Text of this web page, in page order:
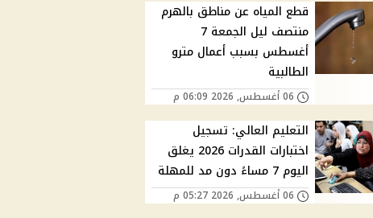
قطع المياه عن مناطق بالهرم
منتصف ليل الجمعة 7
أغسطس بسبب أعمال مترو
الطالبية
06 أغسطس, 2026 06:09 م
التعليم العالي: تسجيل
اختبارات القدرات 2026 يغلق
اليوم 7 مساءً دون مد للمهلة
06 أغسطس, 2026 05:27 م